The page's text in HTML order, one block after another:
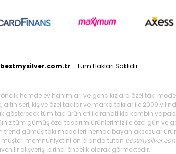
bestmysilver.com.tr - Tüm Hakları Saklıdır.
hemde ev hanımları ve genç kızlara özel takı
seri, kişiye özel takılar ve marka takılar ile 2009
gösterecek tüm takı ürünleri ile rahatlıkla kombin
tüm gümüş özel tasarım ürünlerimiz ile özel gün ve
gümüş takı modelleri hemde bayan aksesuar
müşteri memnuniyetini ön planda tutan
alışverişi birinci öncelik olarak görmektedir.